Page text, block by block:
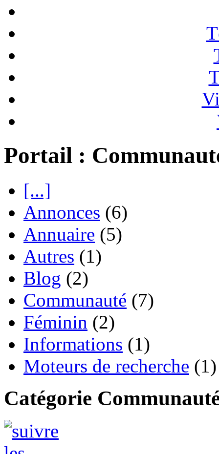
Portail :
[...]
Annonces (6)
Annuaire (5)
Autres (1)
Blog (2)
Communauté (7)
Féminin (2)
Informations (1)
Moteurs de recherche (1)
Catégorie